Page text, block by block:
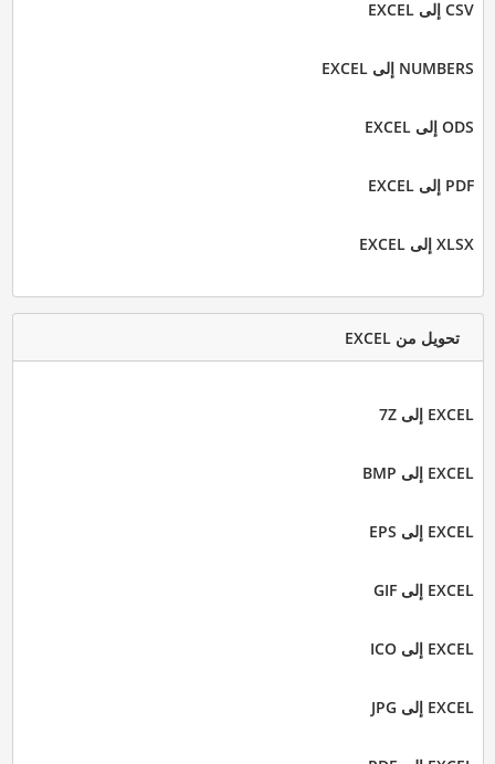
CSV إلى EXCEL
NUMBERS إلى EXCEL
ODS إلى EXCEL
PDF إلى EXCEL
XLSX إلى EXCEL
تحويل من EXCEL
EXCEL إلى 7Z
EXCEL إلى BMP
EXCEL إلى EPS
EXCEL إلى GIF
EXCEL إلى ICO
EXCEL إلى JPG